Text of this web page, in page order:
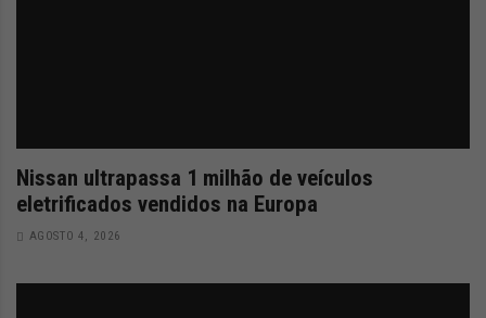
Nissan ultrapassa 1 milhão de veículos
eletrificados vendidos na Europa
AGOSTO 4, 2026